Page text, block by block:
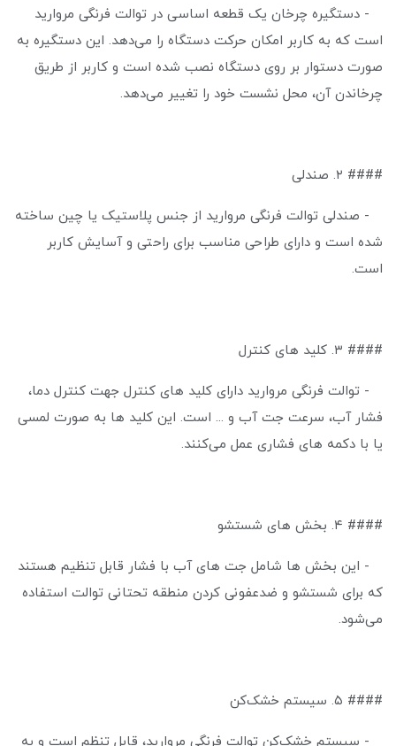
- دستگیره چرخان یک قطعه اساسی در توالت فرنگی مروارید
است که به کاربر امکان حرکت دستگاه را می‌دهد. این دستگیره به
صورت دستوار بر روی دستگاه نصب شده است و کاربر از طریق
چرخاندن آن، محل نشست خود را تغییر می‌دهد.
#### ۲. صندلی
- صندلی توالت فرنگی مروارید از جنس پلاستیک یا چین ساخته
شده است و دارای طراحی مناسب برای راحتی و آسایش کاربر
است.
#### ۳. کلید های کنترل
- توالت فرنگی مروارید دارای کلید های کنترل جهت کنترل دما،
فشار آب، سرعت جت آب و ... است. این کلید ها به صورت لمسی
یا با دکمه های فشاری عمل می‌کنند.
#### ۴. بخش های شستشو
- این بخش ها شامل جت های آب با فشار قابل تنظیم هستند
که برای شستشو و ضدعفونی کردن منطقه تحتانی توالت استفاده
می‌شود.
#### ۵. سیستم خشک‌کن
- سیستم خشک‌کن توالت فرنگی مروارید، قابل تنظم است و به